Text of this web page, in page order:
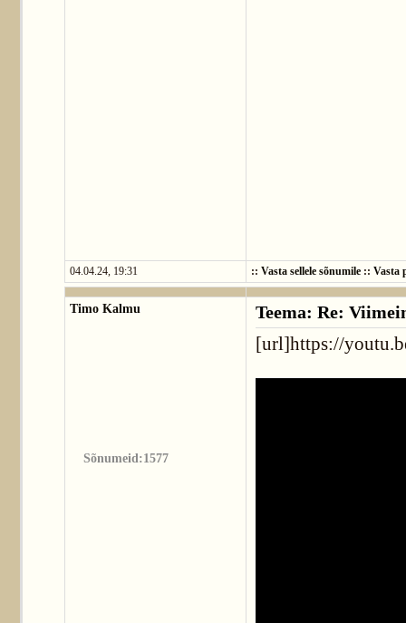
04.04.24, 19:31 :: Vasta sellele sõnumile:: Vasta
Timo Kalmu
Sõnumeid:1577
Teema: Re:
[url]https://